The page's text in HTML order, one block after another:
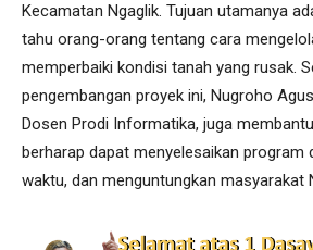
Kecamatan Ngaglik. Tujuan utamanya
tahu orang-orang tentang cara
memperbaiki kondisi tanah yang rusak.
pengembangan proyek ini, Nugroho
Dosen Prodi Informatika, juga
berharap dapat menyelesaikan program
waktu, dan menguntungkan masyarakat